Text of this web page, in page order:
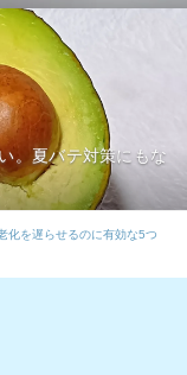
。夏バテ対策にもな
化を遅らせるのに有効な5つ